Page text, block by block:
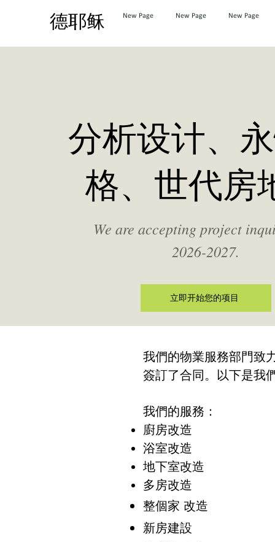
德耶稣 New Page New Page New Page
分析设计、
格、世代房
We are accepting project
2026-2027.
立即开始您的项目
我們的物業服務部門致
簽訂了合同。以下是我
我們的服務：
廚房改造
浴室改造
地下室改造
多房改造
整個家 改造
新房建設